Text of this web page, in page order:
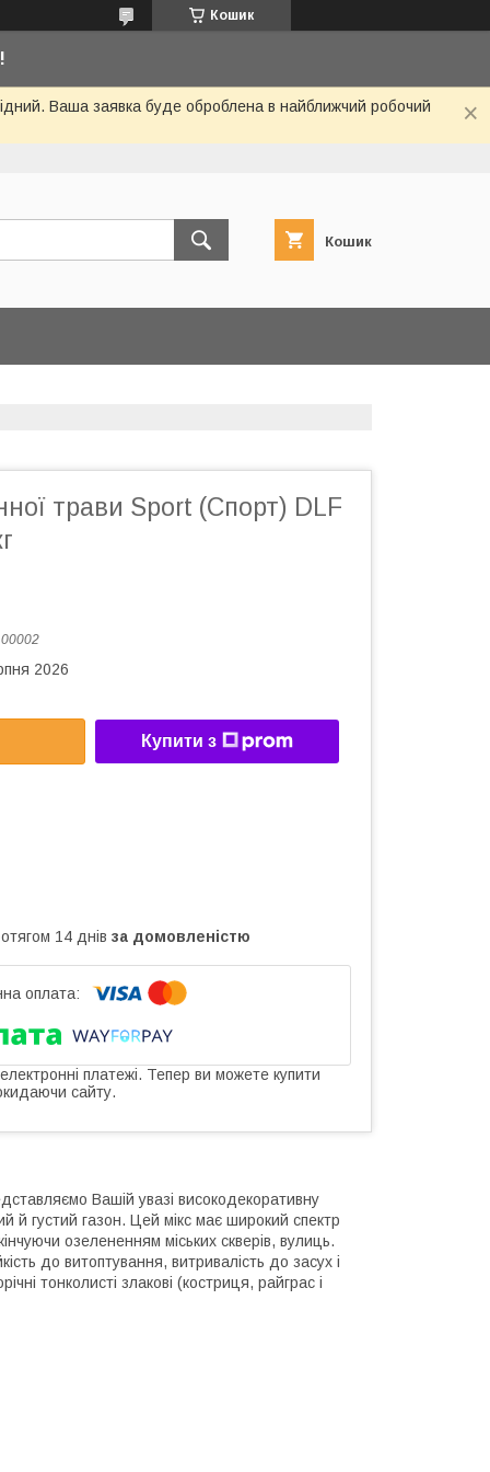
Кошик
Ваша заявка буде оброблена в найближчий робочий
Кошик
трави Sport (Спорт) DLF
00002
2026
Купити з
14 днів за домовленістю
платежі. Тепер ви можете купити
сайту.
Вашій увазі високодекоративну
й густий газон. Цей мікс має широкий спектр
озелененням міських скверів, вулиць.
до витоптування, витривалість до засух і
тонколисті злакові (костриця, райграс і